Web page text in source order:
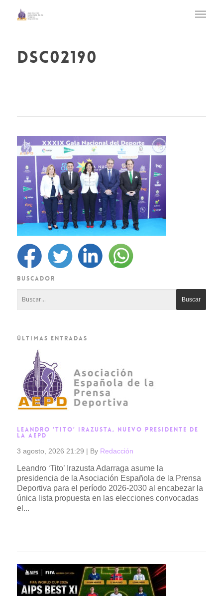
dsc02190
BUSCADOR
ÚLTIMAS ENTRADAS
LEANDRO ‘TITO’ IRAZUSTA, NUEVO PRESIDENTE DE
LA AEPD
3 agosto, 2026 21:29 | By Redacción
Leandro ‘Tito’ Irazusta Adarraga asume la
presidencia de la Asociación Española de la Prensa
Deportiva para el período 2026-2030 al encabezar la
única lista propuesta en las elecciones convocadas
el...